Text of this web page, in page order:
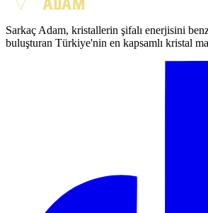
Sarkaç Adam, kristallerin şifalı enerjisini
buluşturan Türkiye'nin en kapsamlı kristal